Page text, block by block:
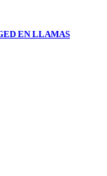
EN LLAMAS